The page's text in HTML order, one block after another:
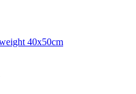
40x50cm